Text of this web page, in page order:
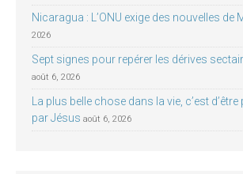
Nicaragua : L’ONU exige des nouvelles de
2026
Sept signes pour repérer les dérives
août 6, 2026
La plus belle chose dans la vie, c’est
par Jésus août 6, 2026